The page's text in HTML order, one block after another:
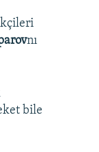
nı
bile